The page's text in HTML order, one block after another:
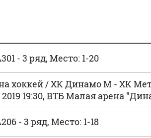
- 3 ряд, Место: 1-20
В КОРЗИНУ
хоккей / ХК Динамо М - ХК
19:30, ВТБ Малая арена
В КОРЗИНУ
- 3 ряд, Место: 1-18
В КОРЗИНУ